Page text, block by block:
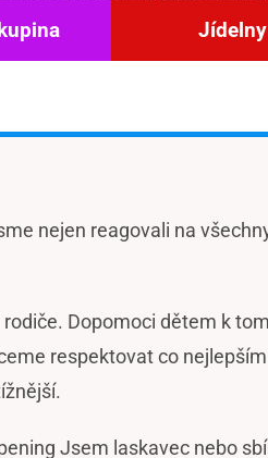
Jídelny
nejen reagovali na
Dopomoci dětem k
respektovat co
Jsem laskavec nebo